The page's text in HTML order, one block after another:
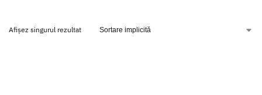
Afișez singurul rezultat